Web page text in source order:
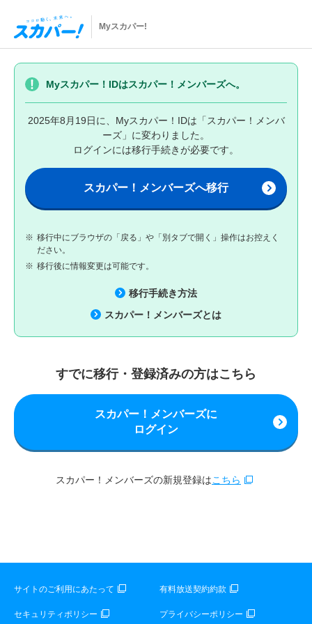
Myスカパー!
Myスカパー！IDはスカパー！メンバーズへ。
2025年8月19日に、Myスカパー！IDは「スカパー！メンバ
ーズ」に変わりました。
ログインには移行手続きが必要です。
スカパー！メンバーズへ移行
※ 移行中にブラウザの「戻る」や「別タブで開く」操作はお控えく
ださい。
※ 移行後に情報変更は可能です。
移行手続き方法
スカパー！メンバーズとは
すでに移行・登録済みの方はこちら
スカパー！メンバーズに
ログイン
スカパー！メンバーズの新規登録はこちら
サイトのご利用にあたって 有料放送契約約款
セキュリティポリシー プライバシーポリシー